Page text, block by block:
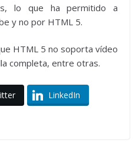
lo que ha permitido a
y no por HTML 5.
HTML 5 no soporta vídeo
completa, entre otras.
LinkedIn